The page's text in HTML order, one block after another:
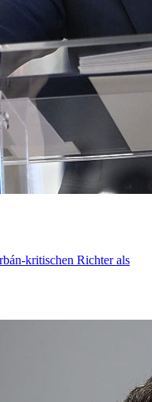
kritischen Richter als